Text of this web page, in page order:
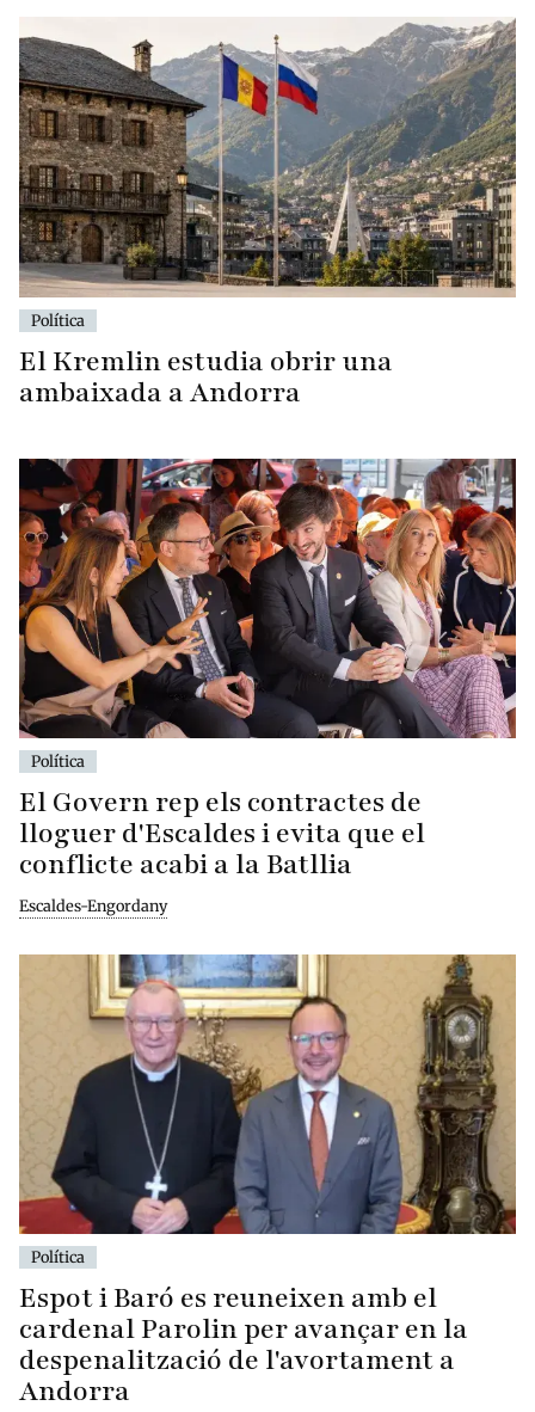
Política
El Kremlin estudia obrir una
ambaixada a Andorra
Política
El Govern rep els contractes de
lloguer d'Escaldes i evita que el
conflicte acabi a la Batllia
Escaldes-Engordany
Política
Espot i Baró es reuneixen amb el
cardenal Parolin per avançar en la
despenalització de l'avortament a
Andorra